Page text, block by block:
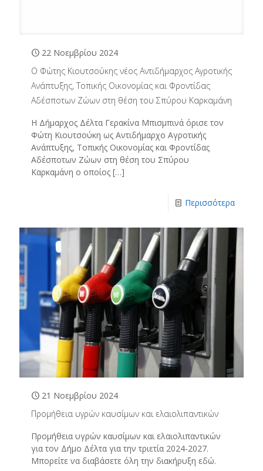
22 Νοεμβρίου 2024
Ο Φώτης Κιουτσούκης νέος Αντιδήμαρχος Αγροτικής
Ανάπτυξης, Τοπικής Οικονομίας και Φροντίδας
Αδέσποτων Ζώων στη θέση του Σπύρου Καρκαμάνη
Η Δήμαρχος Δέλτα Γερακίνα Μπισμπινά όρισε τον
Φώτη Κιουτσούκη ως Αντιδήμαρχο Αγροτικής
Ανάπτυξης, Τοπικής Οικονομίας και Φροντίδας
Αδέσποτων Ζώων στη θέση του Σπύρου
Καρκαμάνη ο οποίος […]
Περισσότερα
21 Νοεμβρίου 2024
Προμήθεια υγρών καυσίμων και ελαιολιπαντικών
Προμήθεια υγρών καυσίμων και ελαιολιπαντικών
για τον Δήμο Δέλτα για την τριετία 2024-2027.
Μπορείτε να διαβάσετε όλη την διακήρυξη εδώ.